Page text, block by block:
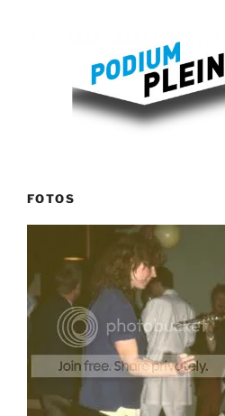
FOTOS